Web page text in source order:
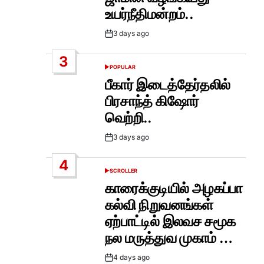
உயர்நீதிமன்றம்..
Post3 days ago
3
POSTED
POPULAR
பீகார் இடைத்தேர்தலில்
பிரசாந்த் கிஷோர்
வெற்றி..
Post3 days ago
4
POSTED
SCROLLER
காரைக்குடியில் அழகப்பா
கல்வி நிறுவனங்கள்
ஏற்பாட்டில் இலவச சமூக
நல மருத்துவ முகாம் …
Post4 days ago